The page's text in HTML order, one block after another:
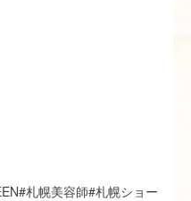
札幌美容師#札幌ショー